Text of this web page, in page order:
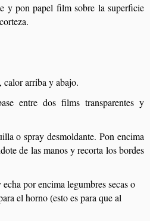
y pon papel film sobre la superficie
calor arriba y abajo.
entre dos films transparentes y
o spray desmoldante. Pon encima
de las manos y recorta los bordes
por encima legumbres secas o
el horno (esto es para que al